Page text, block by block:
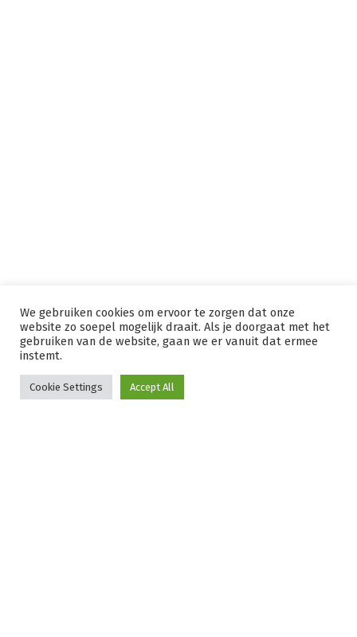
We gebruiken cookies om ervoor te zorgen dat onze
website zo soepel mogelijk draait. Als je doorgaat met het
gebruiken van de website, gaan we er vanuit dat ermee
instemt.
Cookie Settings Accept All